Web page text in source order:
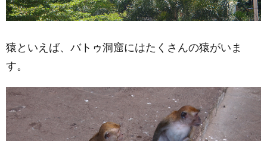
猿といえば、バトゥ洞窟にはたくさんの猿がいま
す。